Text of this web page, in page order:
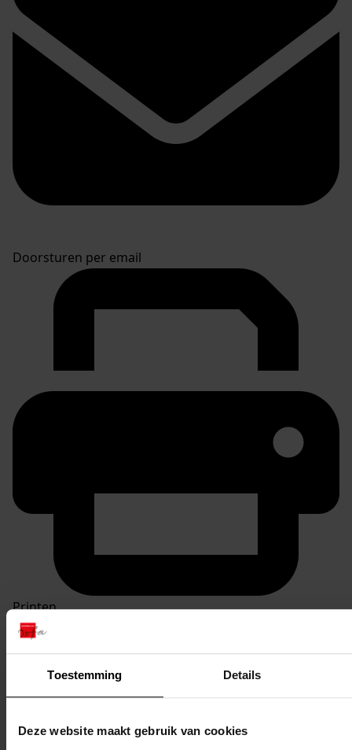
Toestemming Details
Deze website maakt gebruik van cookies
Doorsturen per email
Printen
duurzaam webadres
Nummers 2801 tot en met 2900